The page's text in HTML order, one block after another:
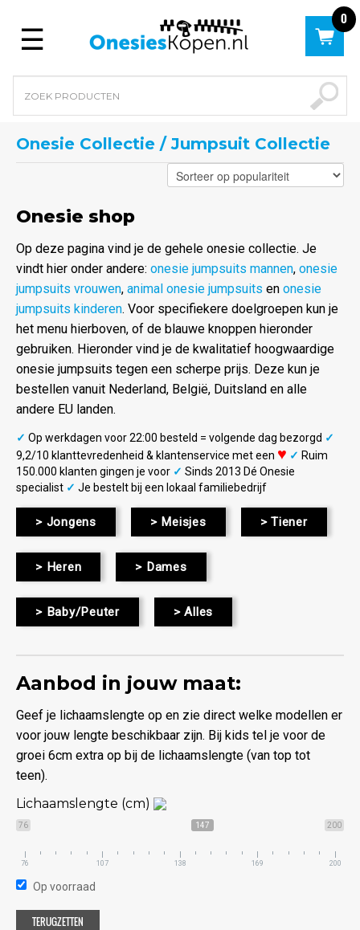
Menu
0
Onesie Collectie / Jumpsuit Collectie
Onesie shop
Op deze pagina vind je de gehele onesie collectie. Je
vindt hier onder andere: onesie jumpsuits mannen, onesie
jumpsuits vrouwen, animal onesie jumpsuits en onesie
jumpsuits kinderen. Voor specifiekere doelgroepen kun je
het menu hierboven, of de blauwe knoppen hieronder
gebruiken. Hieronder vind je de kwalitatief hoogwaardige
onesie jumpsuits tegen een scherpe prijs. Deze kun je
bestellen vanuit Nederland, België, Duitsland en alle
andere EU landen.
✓ Op werkdagen voor 22:00 besteld = volgende dag bezorgd ✓
9,2/10 klanttevredenheid & klantenservice met een ♥ ✓ Ruim
150.000 klanten gingen je voor ✓ Sinds 2013 Dé Onesie
specialist ✓ Je bestelt bij een lokaal familiebedrijf
> Jongens > Meisjes > Tiener
> Heren > Dames
> Baby/Peuter > Alles
Aanbod in jouw maat:
Geef je lichaamslengte op en zie direct welke modellen er
voor jouw lengte beschikbaar zijn. Bij kids tel je voor de
groei 6cm extra op bij de lichaamslengte (van top tot
teen).
Lichaamslengte (cm)
76 200
147
76 107 138 169 200
Op voorraad
TERUGZETTEN